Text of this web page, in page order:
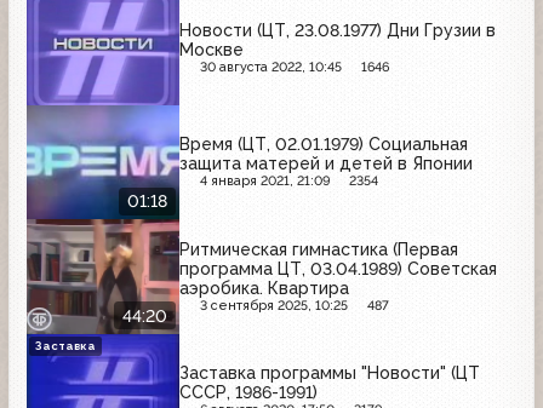
Новости (ЦТ, 23.08.1977) Дни Грузии в
Москве
30 августа 2022, 10:45 1646
01:18
Время (ЦТ, 02.01.1979) Социальная
защита матерей и детей в Японии
4 января 2021, 21:09 2354
44:20
Ритмическая гимнастика (Первая
программа ЦТ, 03.04.1989) Советская
аэробика. Квартира
3 сентября 2025, 10:25 487
Заставка программы "Новости" (ЦТ
СССР, 1986-1991)
Заставка